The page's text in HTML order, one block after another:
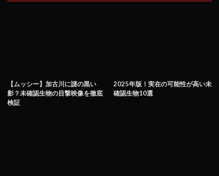
【ムッシー】加古川に謎の黒い
影？未確認生物の目撃映像を徹底
検証
2025年版！実在の可能性が高い未
確認生物10選